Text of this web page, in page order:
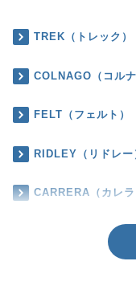
TREK（トレック）
COLNAGO（コルナ
FELT（フェルト）
RIDLEY（リドレー
CARRERA（カレラ